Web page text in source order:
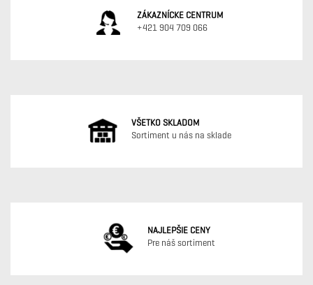
ZÁKAZNÍCKE CENTRUM
+421 904 709 066
VŠETKO SKLADOM
Sortiment u nás na sklade
NAJLEPŠIE CENY
Pre náš sortiment